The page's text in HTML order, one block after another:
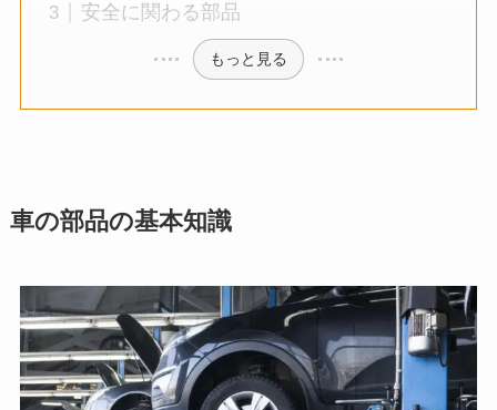
安全に関わる部品
もっと見る
車の部品の基本知識